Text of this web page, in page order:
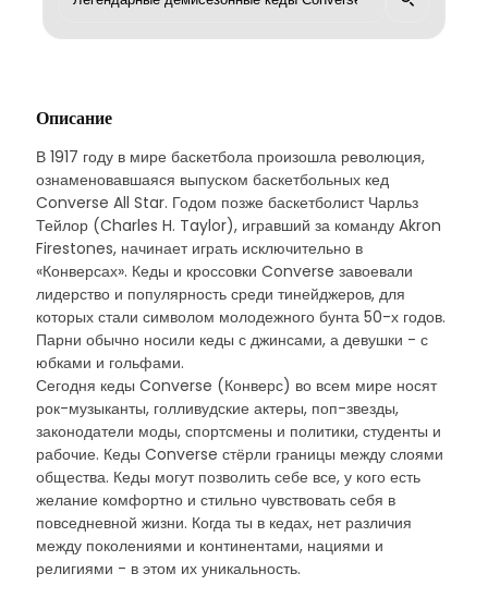
Описание
В 1917 году в мире баскетбола произошла революция,
ознаменовавшаяся выпуском баскетбольных кед
Converse All Star. Годом позже баскетболист Чарльз
Тейлор (Charles H. Taylor), игравший за команду Akron
Firestones, начинает играть исключительно в
«Конверсах». Кеды и кроссовки Converse завоевали
лидерство и популярность среди тинейджеров, для
которых стали символом молодежного бунта 50-х годов.
Парни обычно носили кеды с джинсами, а девушки - с
юбками и гольфами.
Сегодня кеды Converse (Конверс) во всем мире носят
рок-музыканты, голливудские актеры, поп-звезды,
законодатели моды, спортсмены и политики, студенты и
рабочие. Кеды Converse стёрли границы между слоями
общества. Кеды могут позволить себе все, у кого есть
желание комфортно и стильно чувствовать себя в
повседневной жизни. Когда ты в кедах, нет различия
между поколениями и континентами, нациями и
религиями - в этом их уникальность.